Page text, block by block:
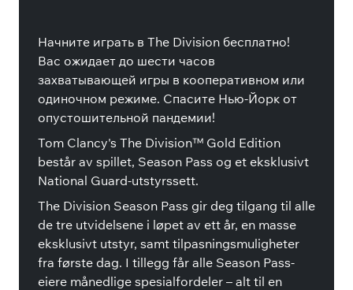
Начните играть в The Division бесплатно!
Вас ожидает до шести часов
захватывающей игры в кооперативном или
одиночном режиме. Спасите Нью-Йорк от
опустошительной пандемии!
Tom Clancy's The Division™ Gold Edition
består av spillet, Season Pass og et eksklusivt
National Guard-utstyrssett.
The Division Season Pass gir deg tilgang til alle
de tre utvidelsene i løpet av ett år, en masse
eksklusivt utstyr, samt tilpasningsmuligheter
fra første dag. I tillegg får alle Season Pass-
eiere månedlige spesialfordeler – alt til en